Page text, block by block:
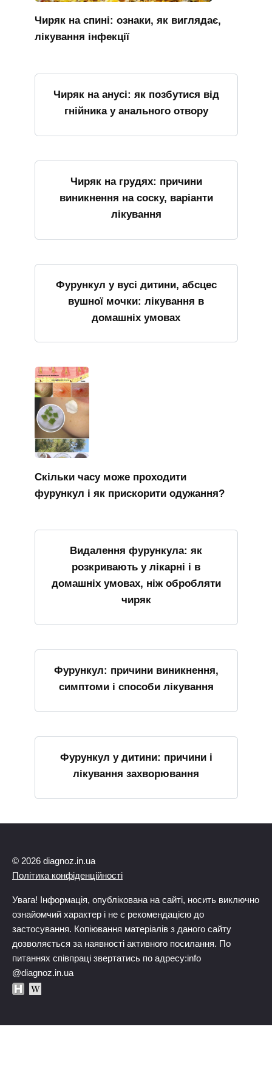
Чиряк на спині: ознаки, як виглядає,
лікування інфекції
Чиряк на анусі: як позбутися від
гнійника у анального отвору
Чиряк на грудях: причини
виникнення на соску, варіанти
лікування
Фурункул у вусі дитини, абсцес
вушної мочки: лікування в
домашніх умовах
Скільки часу може проходити
фурункул і як прискорити одужання?
Видалення фурункула: як
розкривають у лікарні і в
домашніх умовах, ніж обробляти
чиряк
Фурункул: причини виникнення,
симптоми і способи лікування
Фурункул у дитини: причини і
лікування захворювання
© 2026 diagnoz.in.ua
Політика конфіденційності
Увага! Інформація, опублікована на сайті, носить виключно
ознайомчий характер і не є рекомендацією до
застосування. Копіювання матеріалів з даного сайту
дозволяється за наявності активного посилання. По
питаннях співпраці звертатись по адресу:info
@diagnoz.in.ua